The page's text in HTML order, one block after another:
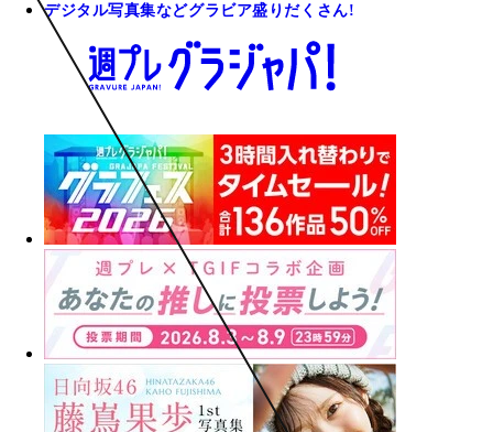
デジタル写真集などグラビア盛りだくさん!